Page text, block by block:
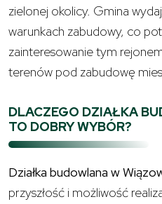
zielonej okolicy. Gmina
warunkach zabudowy, co
zainteresowanie tym
terenów pod zabudowę
DLACZEGO DZIAŁKA
TO DOBRY WYBÓR?
Działka budowlana w
przyszłość i możliwość